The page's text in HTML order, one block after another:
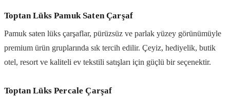
Toptan Lüks Pamuk Saten Çarşaf
Pamuk saten lüks çarşaflar, pürüzsüz ve parlak yüzey görünümüyle
premium ürün gruplarında sık tercih edilir. Çeyiz, hediyelik, butik
otel, resort ve kaliteli ev tekstili satışları için güçlü bir seçenektir.
Toptan Lüks Percale Çarşaf